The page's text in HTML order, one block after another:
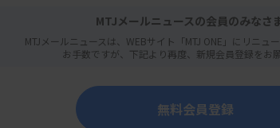
の指摘もある。
報値）に達した。8月上旬まで1週間当た
後減少傾向となっている。
MTJメールニュースの会員のみなさ
MTJメールニュースは、WEBサイト「MTJ ONE」にリニュ
お手数ですが、下記より再度、新規会員登録をお願
無料会員登録